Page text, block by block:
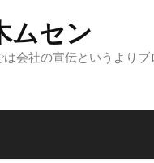
ムセン
会社の宣伝というより